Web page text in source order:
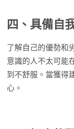
四、具備自
了解自己的優勢和
意識的人不太可能
到不舒服。當獲得
心。